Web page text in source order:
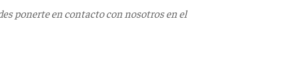
ponerte en contacto con nosotros en el